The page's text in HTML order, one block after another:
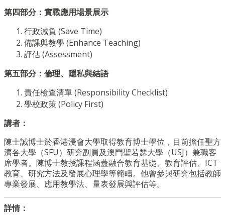
第四部分：實戰應用場景展示
行政減負 (Save Time)
備課與教學 (Enhance Teaching)
評估 (Assessment)
第五部分：倫理、隱私與結語
責任檢查清單 (Responsibility Checklist)
學校政策 (Policy First)
講者：
陳士誠博士於香港浸會大學取得教育博士學位，目前擔任聖方
濟各大學（SFU）研究副員及澳門聖若瑟大學（USJ）兼職客
席學者。陳博士教授課程涵蓋融合教育基礎、教育評估、ICT
教育、研究方法及發展心理學等範疇。他曾參與研究包括教師
專業發展、應用教學法、量表發展與評估等。
詳情：